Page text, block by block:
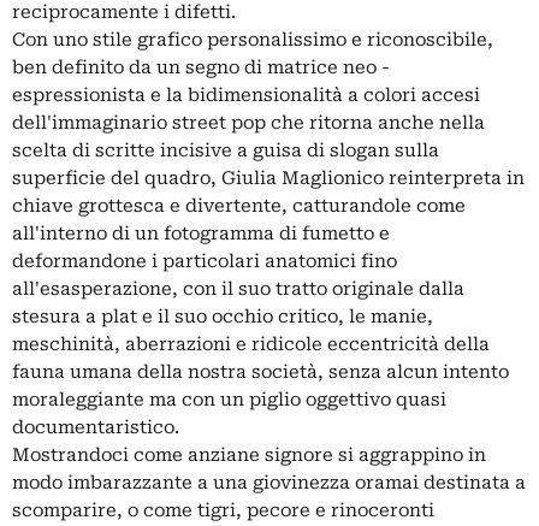
reciprocamente i difetti.
Con uno stile grafico personalissimo e riconoscibile,
ben definito da un segno di matrice neo -
espressionista e la bidimensionalità a colori accesi
dell'immaginario street pop che ritorna anche nella
scelta di scritte incisive a guisa di slogan sulla
superficie del quadro, Giulia Maglionico reinterpreta in
chiave grottesca e divertente, catturandole come
all'interno di un fotogramma di fumetto e
deformandone i particolari anatomici fino
all'esasperazione, con il suo tratto originale dalla
stesura a plat e il suo occhio critico, le manie,
meschinità, aberrazioni e ridicole eccentricità della
fauna umana della nostra società, senza alcun intento
moraleggiante ma con un piglio oggettivo quasi
documentaristico.
Mostrandoci come anziane signore si aggrappino in
modo imbarazzante a una giovinezza oramai destinata a
scomparire, o come tigri, pecore e rinoceronti